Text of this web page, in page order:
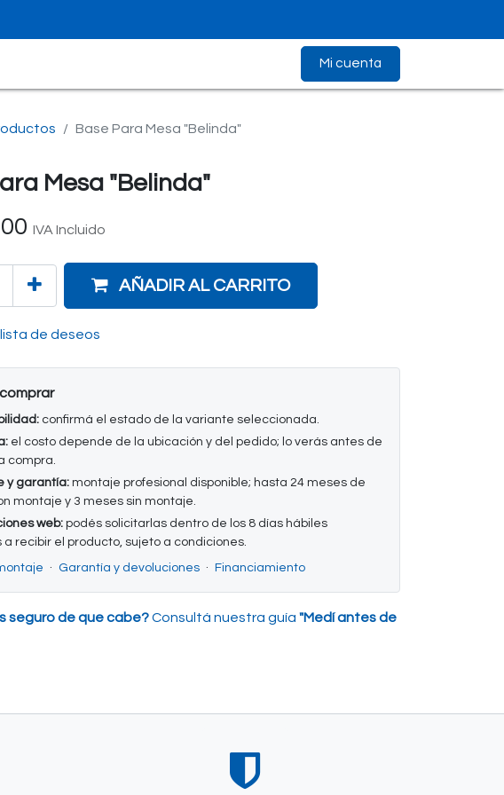
Mi cuenta
Base Para Mesa "Belinda"
Mesa "Belinda"
IVA Incluido
AÑADIR AL CARRITO
de deseos
confirmá el estado de la variante seleccionada.
el costo depende de la ubicación y del pedido; lo verás antes de
compra.
y garantía: montaje profesional disponible; hasta 24 meses de
montaje y 3 meses sin montaje.
web: podés solicitarlas dentro de los 8 días hábiles
a recibir el producto, sujeto a condiciones.
· Garantía y devoluciones · Financiamiento
seguro de que cabe?Consultá nuestra guía "Medí antes de